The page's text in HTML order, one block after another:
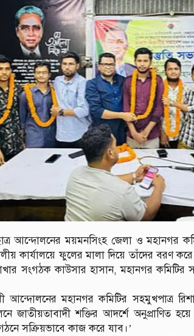
আন্দোলনের ময়মনসিংহ জেলা ও মহানগর
কার্যালয়ে ফুলের মালা দিয়ে তাঁদের বরণ
সংগঠক কাউসার হাসান, মহানগর
আন্দোলনের মহানগর কমিটির সহমুখপাত্র
জাতীয়তাবাদী শক্তির আদর্শে অনুপ্রাণিত
সক্রিয়ভাবে কাজ করে যাব।’